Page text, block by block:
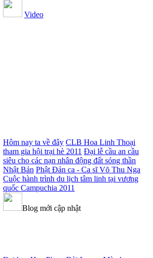
Video
Hôm nay ta về đây CLB Hoa Linh Thoại
tham gia hội trại hè 2011 Đại lễ cầu an cầu
siêu cho các nạn nhân động đất sóng thần
Nhật Bản Phật Đản ca - Ca sĩ Võ Thu Nga
Cuộc hành trình du lịch tâm linh tại vương
quốc Campuchia 2011
Blog mới cập nhật
Đại học Hoa Phạm Đài Loan - Mùa hoa